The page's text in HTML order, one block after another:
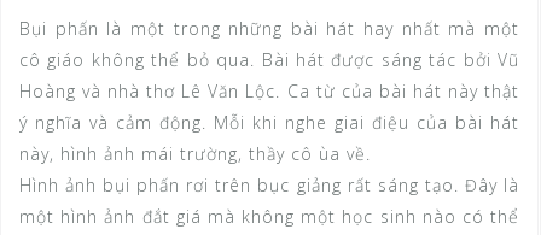
Bụi phấn là một trong những bài hát hay nhất mà một
cô giáo không thể bỏ qua. Bài hát được sáng tác bởi Vũ
Hoàng và nhà thơ Lê Văn Lộc. Ca từ của bài hát này thật
ý nghĩa và cảm động. Mỗi khi nghe giai điệu của bài hát
này, hình ảnh mái trường, thầy cô ùa về.
Hình ảnh bụi phấn rơi trên bục giảng rất sáng tạo. Đây là
một hình ảnh đắt giá mà không một học sinh nào có thể